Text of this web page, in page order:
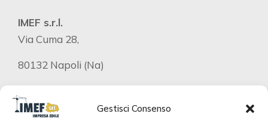
Gestisci Consenso
IMEF s.r.l.
Via Cuma 28,
80132 Napoli (Na)